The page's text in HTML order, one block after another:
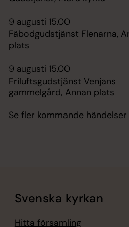
9 augusti 15.00
Fäbodgudstjänst Flenarna,
plats
9 augusti 15.00
Friluftsgudstjänst Venjans
gammelgård, Annan plats
Se fler kommande händelser
Svenska kyrkan
Hitta församling